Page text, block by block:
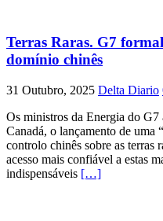
Terras Raras. G7
domínio chinês
31 Outubro, 2025 Delta Diario
Os ministros da Energia do
Canadá, o lançamento de uma
controlo chinês sobre as terras
acesso mais confiável a estas
indispensáveis […]